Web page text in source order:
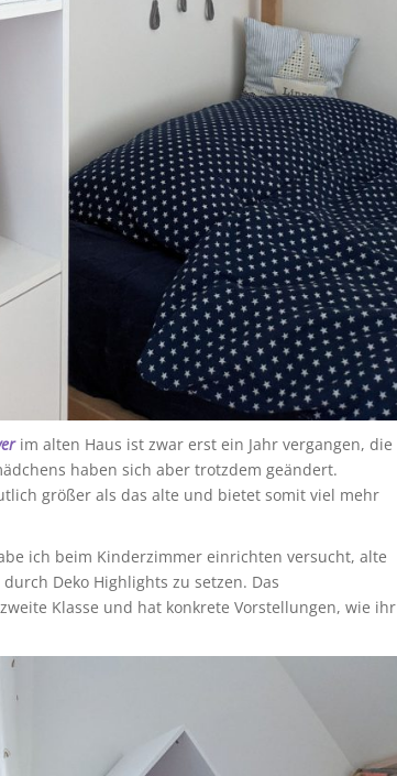
im alten Haus ist zwar erst ein Jahr vergangen, die
haben sich aber trotzdem geändert.
größer als das alte und bietet somit viel mehr
ich beim Kinderzimmer einrichten versucht, alte
Deko Highlights zu setzen. Das
Klasse und hat konkrete Vorstellungen, wie ihr